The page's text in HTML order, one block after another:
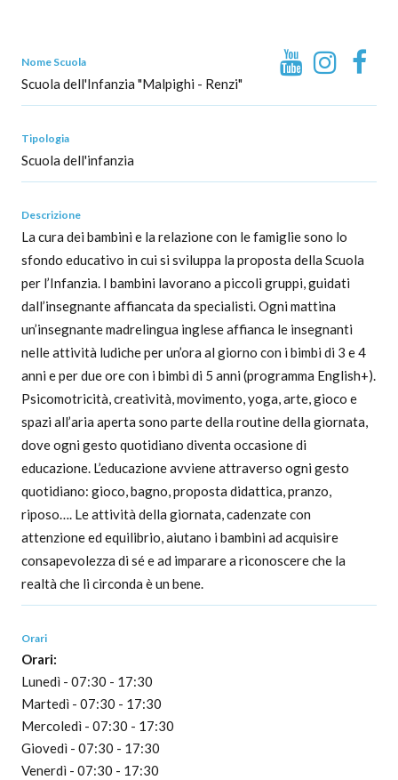
Nome Scuola
Scuola dell'Infanzia "Malpighi - Renzi"
Tipologia
Scuola dell'infanzia
Descrizione
La cura dei bambini e la relazione con le famiglie sono lo
sfondo educativo in cui si sviluppa la proposta della Scuola
per l’Infanzia. I bambini lavorano a piccoli gruppi, guidati
dall’insegnante affiancata da specialisti. Ogni mattina
un’insegnante madrelingua inglese affianca le insegnanti
nelle attività ludiche per un’ora al giorno con i bimbi di 3 e 4
anni e per due ore con i bimbi di 5 anni (programma English+).
Psicomotricità, creatività, movimento, yoga, arte, gioco e
spazi all’aria aperta sono parte della routine della giornata,
dove ogni gesto quotidiano diventa occasione di
educazione. L’educazione avviene attraverso ogni gesto
quotidiano: gioco, bagno, proposta didattica, pranzo,
riposo…. Le attività della giornata, cadenzate con
attenzione ed equilibrio, aiutano i bambini ad acquisire
consapevolezza di sé e ad imparare a riconoscere che la
realtà che li circonda è un bene.
Orari
Orari:
Lunedì - 07:30 - 17:30
Martedì - 07:30 - 17:30
Mercoledì - 07:30 - 17:30
Giovedì - 07:30 - 17:30
Venerdì - 07:30 - 17:30